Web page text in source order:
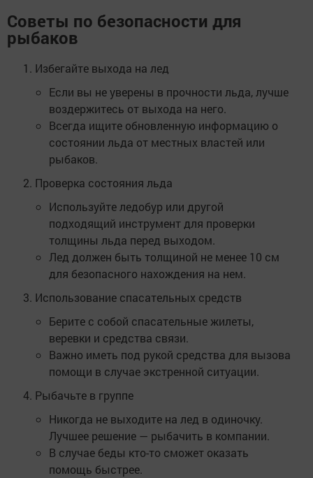
Советы по безопасности для
рыбаков
Избегайте выхода на лед
Если вы не уверены в прочности льда, лучше
воздержитесь от выхода на него.
Всегда ищите обновленную информацию о
состоянии льда от местных властей или
рыбаков.
Проверка состояния льда
Используйте ледобур или другой
подходящий инструмент для проверки
толщины льда перед выходом.
Лед должен быть толщиной не менее 10 см
для безопасного нахождения на нем.
Использование спасательных средств
Берите с собой спасательные жилеты,
веревки и средства связи.
Важно иметь под рукой средства для вызова
помощи в случае экстренной ситуации.
Рыбачьте в группе
Никогда не выходите на лед в одиночку.
Лучшее решение — рыбачить в компании.
В случае беды кто-то сможет оказать
помощь быстрее.